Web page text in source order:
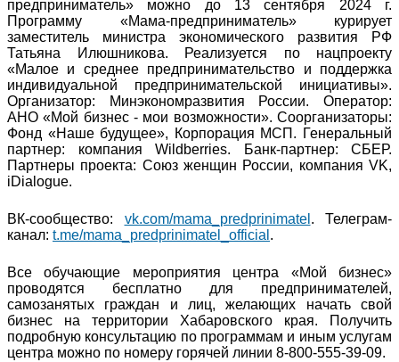
предприниматель» можно до 13 сентября 2024 г.
Программу «Мама-предприниматель» курирует
заместитель министра экономического развития РФ
Татьяна Илюшникова. Реализуется по нацпроекту
«Малое и среднее предпринимательство и поддержка
индивидуальной предпринимательской инициативы».
Организатор: Минэкономразвития России. Оператор:
АНО «Мой бизнес - мои возможности». Соорганизаторы:
Фонд «Наше будущее», Корпорация МСП. Генеральный
партнер: компания Wildberries. Банк-партнер: СБЕР.
Партнеры проекта: Союз женщин России, компания VK,
iDialogue.
ВК-сообщество: vk.com/mama_predprinimatel . Телеграм-
канал: t.me/mama_predprinimatel_official .
Все обучающие мероприятия центра «Мой бизнес»
проводятся бесплатно для предпринимателей,
самозанятых граждан и лиц, желающих начать свой
бизнес на территории Хабаровского края. Получить
подробную консультацию по программам и иным услугам
центра можно по номеру горячей линии 8-800-555-39-09.